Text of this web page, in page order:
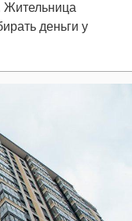
Жительница
деньги у